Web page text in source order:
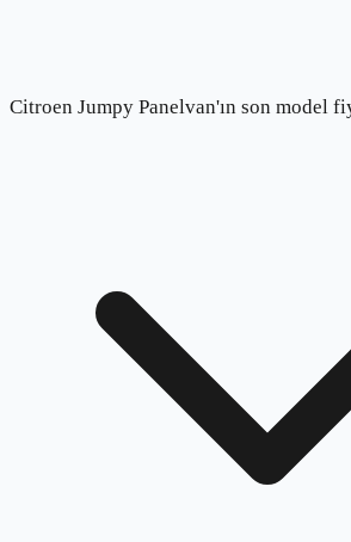
Citroen Jumpy Panelvan'ın son model